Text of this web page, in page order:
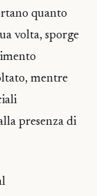
quanto
volta, sporge
mentre
presenza di